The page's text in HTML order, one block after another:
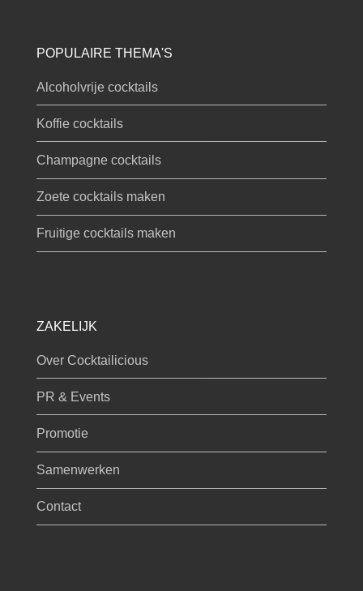
POPULAIRE THEMA'S
Alcoholvrije cocktails
Koffie cocktails
Champagne cocktails
Zoete cocktails maken
Fruitige cocktails maken
ZAKELIJK
Over Cocktailicious
PR & Events
Promotie
Samenwerken
Contact